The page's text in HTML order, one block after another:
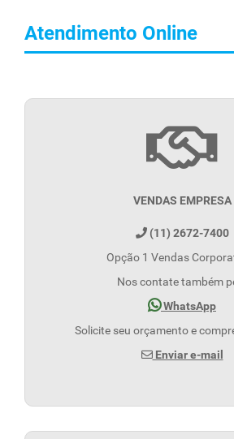
Atendimento Online
VENDAS EMPRESA
(11) 2672-7400
Opção 1 Vendas
Nos contate também
WhatsApp
Solicite seu orçamento e
Enviar e-mail